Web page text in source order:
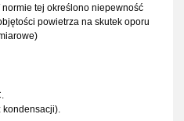
tej określono niepewność
powietrza na skutek oporu
kondensacji).